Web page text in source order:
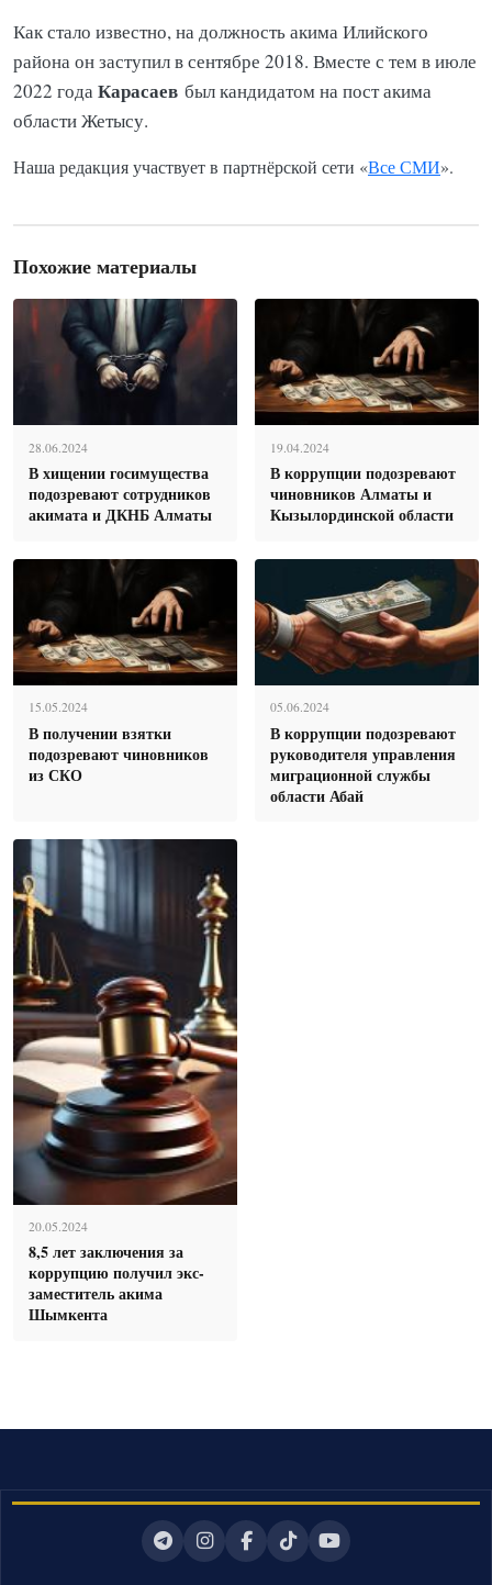
Как стало известно, на должность акима Илийского
района он заступил в сентябре 2018. Вместе с тем в июле
2022 годаКарасаев был кандидатом на пост акима
области Жетысу.
Наша редакция участвует в партнёрской сети «Все СМИ».
Похожие материалы
28.06.2024
В хищении госимущества
подозревают сотрудников
акимата и ДКНБ Алматы
19.04.2024
В коррупции подозревают
чиновников Алматы и
Кызылординской области
15.05.2024
В получении взятки
подозревают чиновников
из СКО
05.06.2024
В коррупции подозревают
руководителя управления
миграционной службы
области Абай
20.05.2024
8,5 лет заключения за
коррупцию получил экс-
заместитель акима
Шымкента